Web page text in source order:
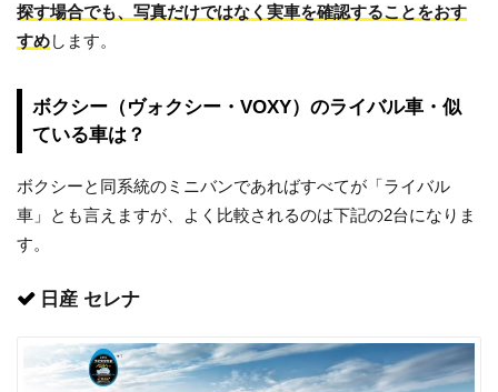
探す場合でも、写真だけではなく実車を確認することをおす
すめします。
ボクシー（ヴォクシー・VOXY）のライバル車・似
ている車は？
ボクシーと同系統のミニバンであればすべてが「ライバル
車」とも言えますが、よく比較されるのは下記の2台になりま
す。
日産 セレナ